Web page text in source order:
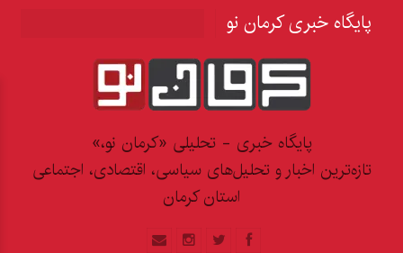
پایگاه خبری کرمان نو
پایگاه خبری - تحلیلی «کرمان نو،»
تازه‌ترین اخبار و تحلیل‌های سیاسی، اقتصادی، اجتماعی
استان کرمان